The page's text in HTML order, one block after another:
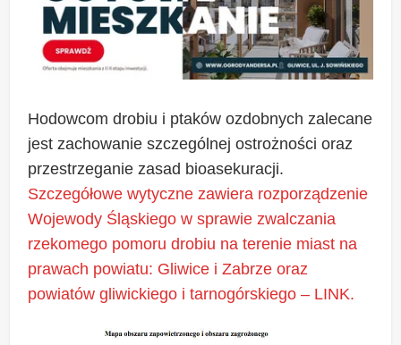
Hodowcom drobiu i ptaków ozdobnych zalecane
jest zachowanie szczególnej ostrożności oraz
przestrzeganie zasad bioasekuracji.
Szczegółowe wytyczne zawiera rozporządzenie
Wojewody Śląskiego w sprawie zwalczania
rzekomego pomoru drobiu na terenie miast na
prawach powiatu: Gliwice i Zabrze oraz
powiatów gliwickiego i tarnogórskiego – LINK.